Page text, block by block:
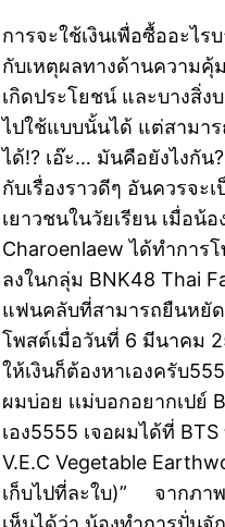
การจะใช้เงินเพื่อซื้ออะไ
กับเหตุผลทางด้านความคุ้
เกิดประโยชน์ และบางสิ่ง
ไปใช้แบบนั้นได้ แต่สามา
ได้!? เอ๊ะ… มันคือยังไงกัน
กับเรื่องราวดีๆ อันควรจะ
เยาวชนในวัยเรียน เมื่อน้
Charoenlaew ได้ทำการ
ลงในกลุ่ม BNK48 Thai
แฟนคลับที่สามารถยืนห
โพสต์เมื่อวันที่ 6 มีนาคม
ให้เงินก็ต้องหาเองครับ
ผมบ่อย เเม่บอกอยากเปย์
เอง5555 เจอผมได้ที่
V.E.C Vegetable
เก็บไปที่ละใบ)” จากภา